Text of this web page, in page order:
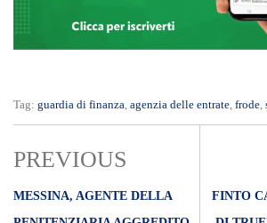
Tag: guardia di finanza, agenzia delle entrate, frode,
PREVIOUS
MESSINA, AGENTE DELLA
FINTO